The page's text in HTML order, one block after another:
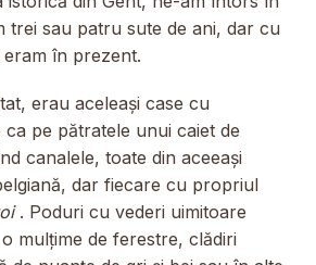
trei sau patru sute de ani, dar cu
în prezent.
erau aceleași case cu
pe pătratele unui caiet de
canalele, toate din aceeași
dar fiecare cu propriul
. Poduri cu vederi uimitoare
mulțime de ferestre, clădiri